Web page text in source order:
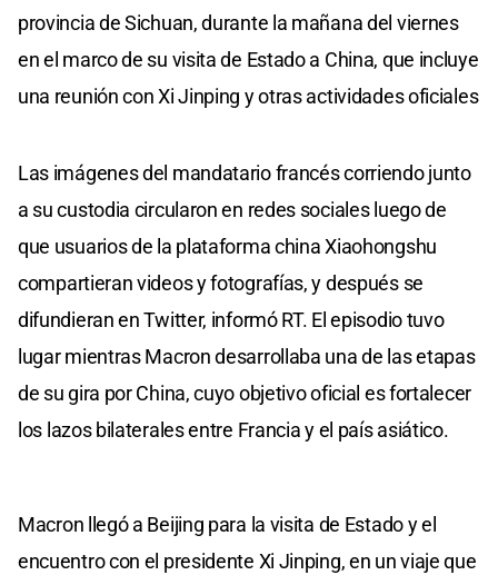
provincia de Sichuan, durante la mañana del viernes
en el marco de su visita de Estado a China, que incluye
una reunión con Xi Jinping y otras actividades oficiales
Las imágenes del mandatario francés corriendo junto
a su custodia circularon en redes sociales luego de
que usuarios de la plataforma china Xiaohongshu
compartieran videos y fotografías, y después se
difundieran en Twitter, informó RT. El episodio tuvo
lugar mientras Macron desarrollaba una de las etapas
de su gira por China, cuyo objetivo oficial es fortalecer
los lazos bilaterales entre Francia y el país asiático.
Macron llegó a Beijing para la visita de Estado y el
encuentro con el presidente Xi Jinping, en un viaje que